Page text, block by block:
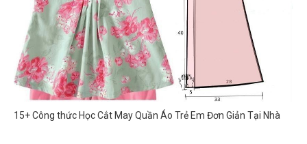
15+ Công thức Học Cắt May Quần Áo Trẻ Em Đơn Giản Tại Nhà